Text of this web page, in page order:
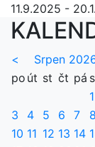
11.9.2025 -
< Srpen
po út st čt pá
1
3
4 5 6 7 8
10 11 12 13 14